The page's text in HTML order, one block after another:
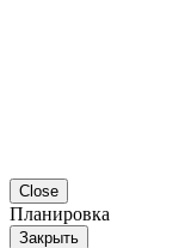
Close
Планировка
Закрыть